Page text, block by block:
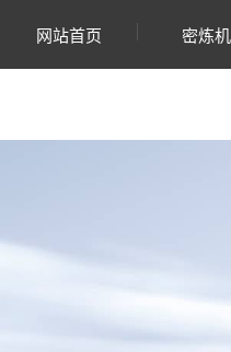
网站首页 密炼机